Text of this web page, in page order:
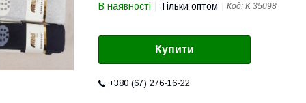
В наявності Тільки оптом Код: K 35098
Купити
+380 (67) 276-16-22